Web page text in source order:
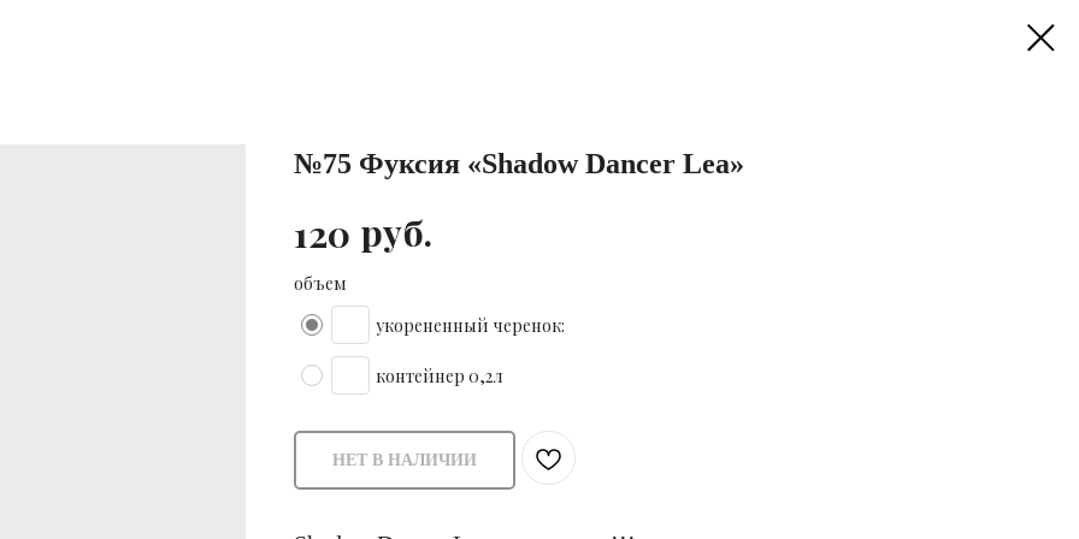
№75 Фуксия «Shadow Dancer Lea»
120 руб.
объем
укорененный черенок:
контейнер 0,2л
НЕТ В НАЛИЧИИ